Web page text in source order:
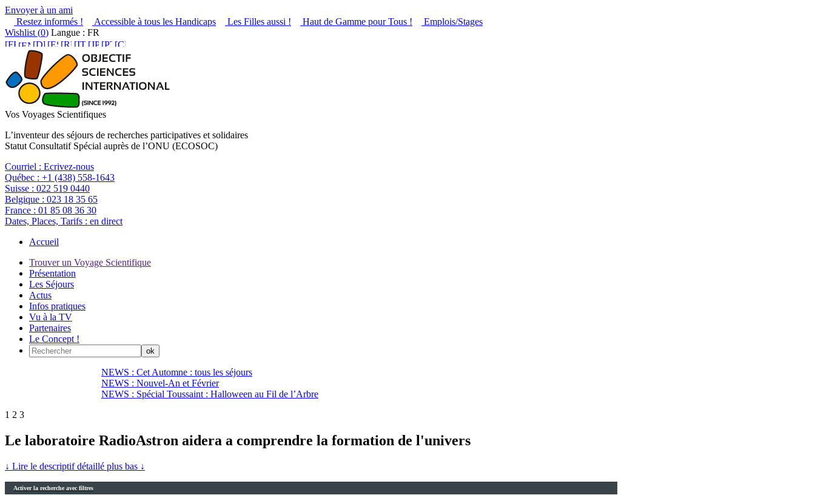
Envoyer à un ami
Restez informés !
Accessible à tous les Handicaps Les Filles aussi ! Haut de Gamme pour Tous !
Emplois/Stages
Wishlist (0) Langue : FR
Vos Voyages Scientifiques
L’inventeur des séjours de recherches participatives et solidaires
Statut Consultatif Spécial auprès de l’ONU (ECOSOC)
Courriel : Ecrivez-nous
Québec : +1 (438) 558-1643
Suisse : 022 519 0440
Belgique : 023 18 35 65
France : 01 85 08 36 30
Dates, Places, Tarifs : en direct
Accueil
Trouver un Voyage Scientifique
Présentation
Les Séjours
Actus
Infos pratiques
Vu à la TV
Partenaires
Le Concept !
NEWS : Cet Automne : tous les séjours
NEWS : Nouvel-An et Février
NEWS : Spécial Toussaint : Halloween au Fil de l’Arbre
1 2 3
Le laboratoire RadioAstron aidera a comprendre la formation de l'univers
↓ Lire le descriptif détaillé plus bas ↓
Activer la recherche avec filtres